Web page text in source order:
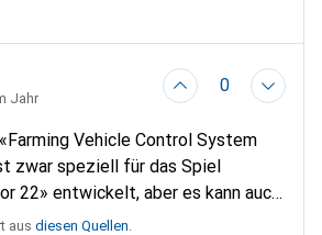
Jahr
0
Vehicle Control System
zwar speziell für das Spiel
22» entwickelt, aber es kann auch
verwendet werden, zwar mit
aus diesen Quellen.